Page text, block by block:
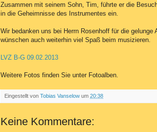
Zusammen mit seinem Sohn, Tim, führte er die
in die Geheimnisse des Instrumentes ein.
Wir bedanken uns bei Herrn Rosenhoff für die gelunge
wünschen auch weiterhin viel Spaß beim musizieren.
LVZ B-G 09.02.2013
Weitere Fotos finden Sie unter Fotoalben.
Eingestellt von Tobias Vanselow um 20:38
Keine Kommentare: